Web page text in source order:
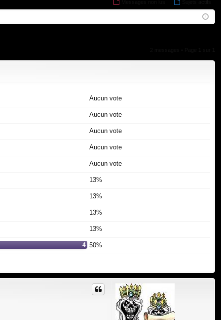
cri
Aucun vote
Aucun vote
Aucun vote
Aucun vote
Aucun vote
13%
13%
13%
13%
4 50%